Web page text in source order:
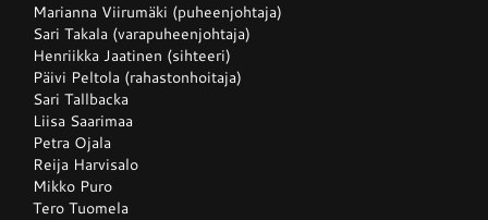
Marianna Viirumäki (puheenjohtaja)
Sari Takala (varapuheenjohtaja)
Henriikka Jaatinen (sihteeri)
Päivi Peltola (rahastonhoitaja)
Sari Tallbacka
Liisa Saarimaa
Petra Ojala
Reija Harvisalo
Mikko Puro
Tero Tuomela